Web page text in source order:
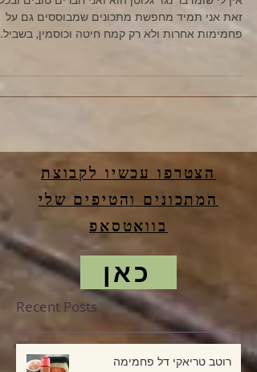
לחם בננה טבעוני ללא גלוטן
אין לי שומדבר נגד גלוטן הוא ואני חברים טובים ובכל
פחמימות אחרות ולא רק קמח חיטה וכוסמין,
המתכונים והטיפים שלי
בוואטסאפ
כאן
Recent Posts